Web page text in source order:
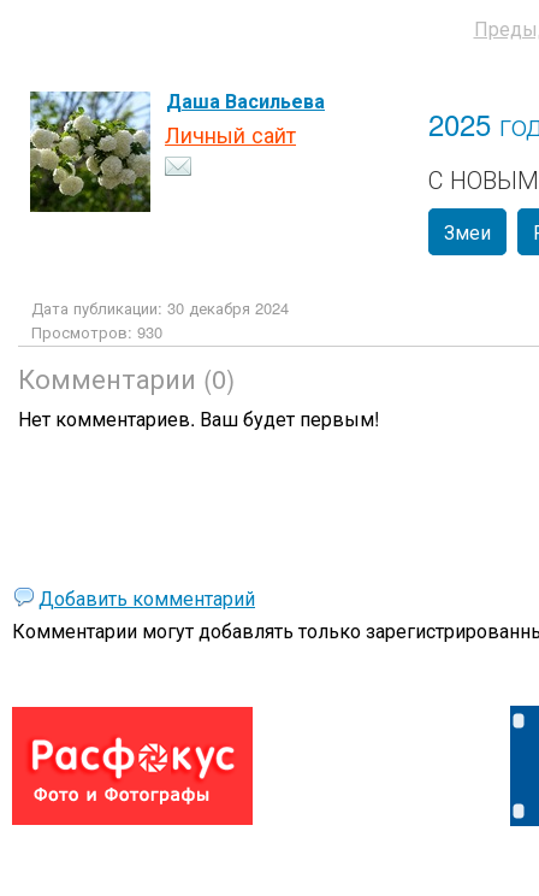
Даша Васильева
Личный сайт 2025
С
Змеи
Дата публикации: 30 декабря 2024
Просмотров: 930
Комментарии (0)
Нет комментариев. Ваш будет первым!
Добавить комментарий
Комментарии могут добавлять только